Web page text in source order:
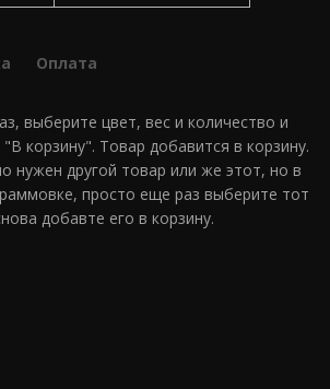
Оплата
выберите цвет, вес и количество и
корзину". Товар добавится в корзину.
нужен другой товар или же этот, но в
просто еще раз выберите тот
добавте его в корзину.